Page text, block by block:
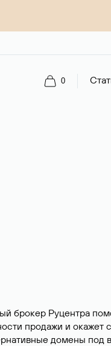
0
брокер Руцентра
продажи и окажет
домены под